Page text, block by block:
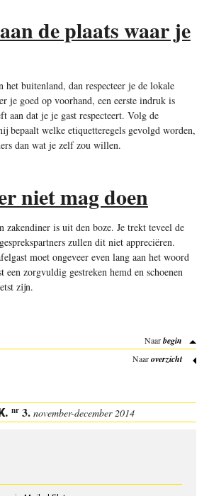
de plaats waar je
het buitenland, dan respecteer je de lokale
je goed op voorhand, een eerste indruk is
aan dat je je gast respecteert. Volg de
bepaalt welke etiquetteregels gevolgd worden,
dan wat je zelf zou willen.
niet mag doen
zakendiner is uit den boze. Je trekt teveel de
zullen dit niet appreciëren.
moet ongeveer even lang aan het woord
een zorgvuldig gestreken hemd en schoenen
zijn.
Naarbegin
Naaroverzicht
. nr3. november-december 2014